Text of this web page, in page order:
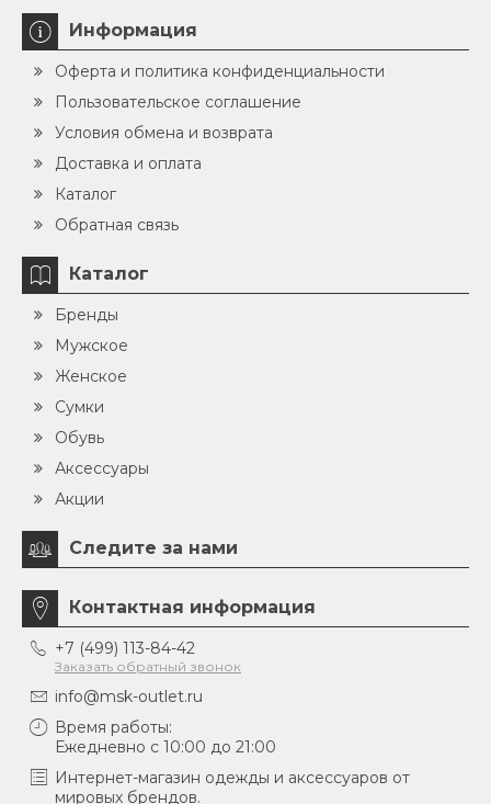
Информация
Оферта и политика конфиденциальности
Пользовательское соглашение
Условия обмена и возврата
Доставка и оплата
Каталог
Обратная связь
Каталог
Бренды
Мужское
Женское
Сумки
Обувь
Аксессуары
Акции
Следите за нами
Контактная информация
+7 (499) 113-84-42
Заказать обратный звонок
info@msk-outlet.ru
Время работы:
Ежедневно с 10:00 до 21:00
Интернет-магазин одежды и аксессуаров от
мировых брендов.